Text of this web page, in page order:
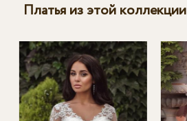
Платья из этой коллекции